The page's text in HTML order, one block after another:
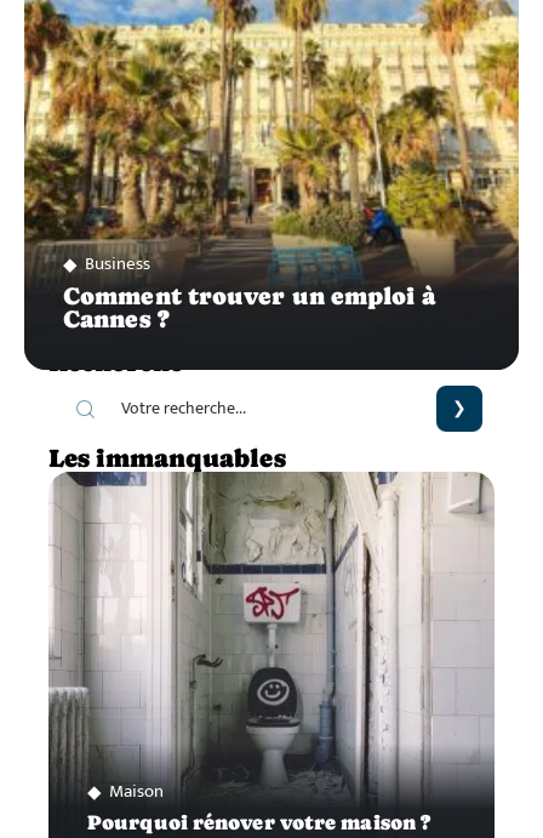
Business
Comment trouver un emploi à
Cannes ?
Recherche
Les immanquables
Maison
Pourquoi rénover votre maison ?